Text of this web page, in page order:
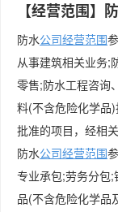
【经营范围】
防水公司经营范围
从事建筑相关业务;
零售;防水工程咨询
料(不含危险化学品
批准的项目，经相
防水公司经营范围
专业承包;劳务分包
品(不含危险化学品